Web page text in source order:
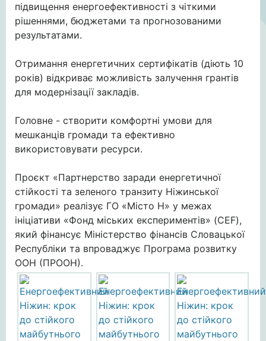
підвищення енергоефективності з чіткими
рішеннями, бюджетами та прогнозованими
результатами.
Отримання енергетичних сертифікатів (діють 10
років) відкриває можливість залучення грантів
для модернізації закладів.
Головне - створити комфортні умови для
мешканців громади та ефективно
використовувати ресурси.
Проєкт «Партнерство заради енергетичної
стійкості та зеленого транзиту Ніжинської
громади» реалізує ГО «Місто Н» у межах
ініціативи «Фонд міських експериментів» (CEF),
який фінансує Міністерство фінансів Словацької
Республіки та впроваджує Програма розвитку
ООН (ПРООН).